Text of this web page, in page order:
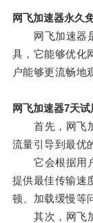
网飞加速器永久
网飞加速器是
具，它能够优化
户能够更流畅地
网飞加速器7天试
首先，网飞加
流量引导到最优
它会根据用户
提供最佳传输速
顿、加载缓慢等
其次，网飞加